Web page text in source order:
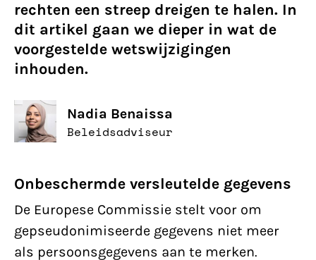
rechten een streep dreigen te halen. In
dit artikel gaan we dieper in wat de
voorgestelde wetswijzigingen
inhouden.
Nadia Benaissa
Beleidsadviseur
Onbeschermde versleutelde gegevens
De Europese Commissie stelt voor om
gepseudonimiseerde gegevens niet meer
als persoonsgegevens aan te merken.